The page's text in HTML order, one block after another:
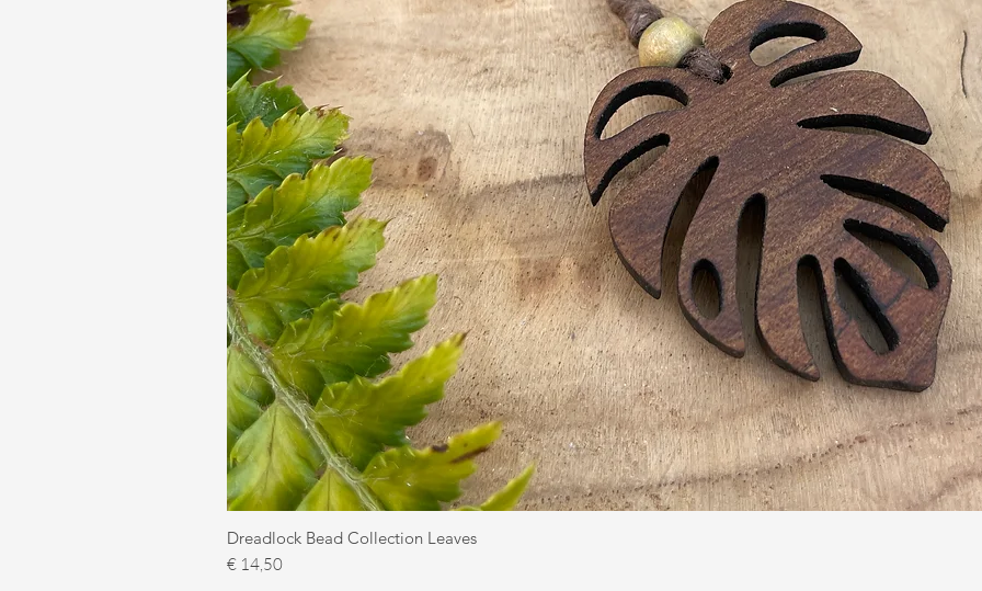
Dreadlock Bead Collection Leaves
Prijs
€ 14,50